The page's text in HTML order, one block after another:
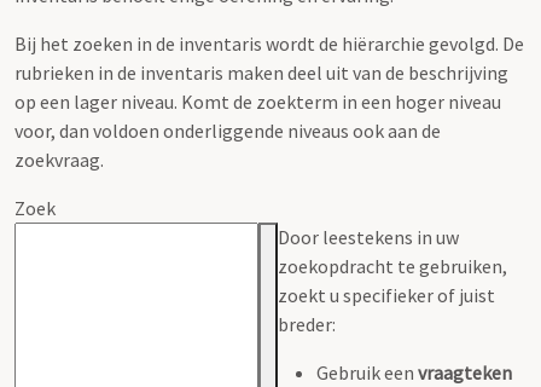
Bij het zoeken in de inventaris wordt de hiërarchie gevolgd. De
rubrieken in de inventaris maken deel uit van de beschrijving
op een lager niveau. Komt de zoekterm in een hoger niveau
voor, dan voldoen onderliggende niveaus ook aan de
zoekvraag.
Zoek
Door leestekens in uw
zoekopdracht te gebruiken,
zoekt u specifieker of juist
breder:
Gebruik een vraagteken